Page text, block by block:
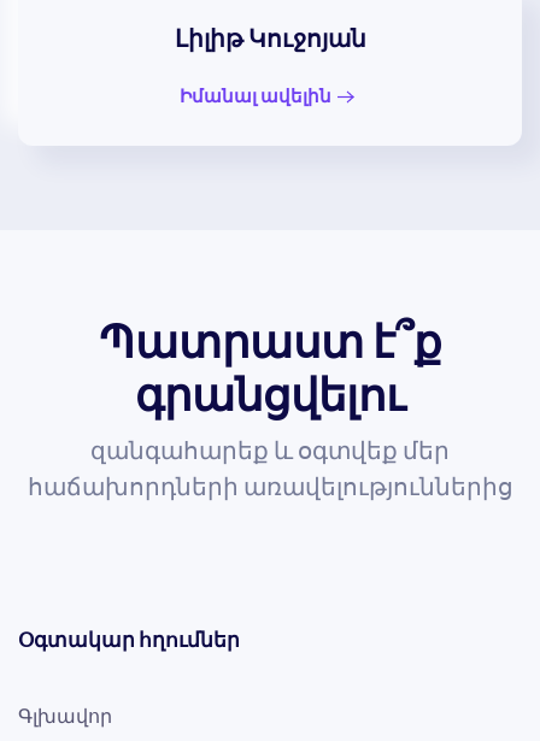
Լիլիթ Կուջոյան
Իմանալ ավելին
Պատրաստ է՞ք
գրանցվելու
զանգահարեք և օգտվեք մեր
հաճախորդների առավելություններից
Օգտակար հղումներ
Գլխավոր